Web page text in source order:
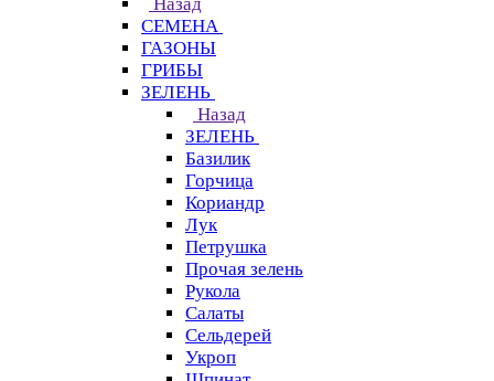
СЕМЕНА
ГАЗОНЫ
ГРИБЫ
ЗЕЛЕНЬ
Назад
ЗЕЛЕНЬ
Базилик
Горчица
Кориандр
Лук
Петрушка
Прочая зелень
Рукола
Салаты
Сельдерей
Укроп